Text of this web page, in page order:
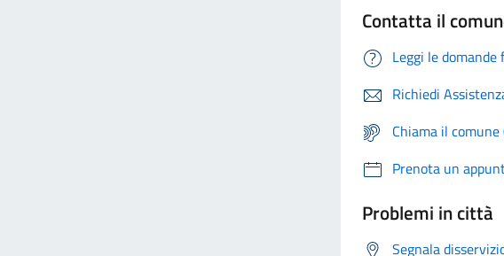
Contatta il
Leggi le
Richiedi
Chiama il
Prenota un
Problemi in città
Segnala